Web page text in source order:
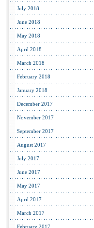
July 2018
June 2018
May 2018
April 2018
March 2018
February 2018
January 2018
December 2017
November 2017
September 2017
August 2017
July 2017
June 2017
May 2017
April 2017
March 2017
February 2017